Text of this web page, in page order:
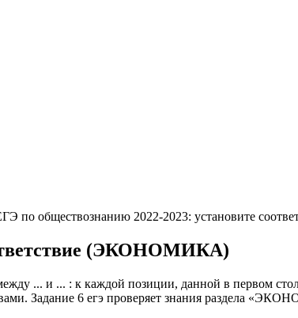
по обществознанию 2022-2023: установите
(ЭКОНОМИКА)
... и ... : к каждой позиции, данной в первом
Задание 6 егэ проверяет знания раздела